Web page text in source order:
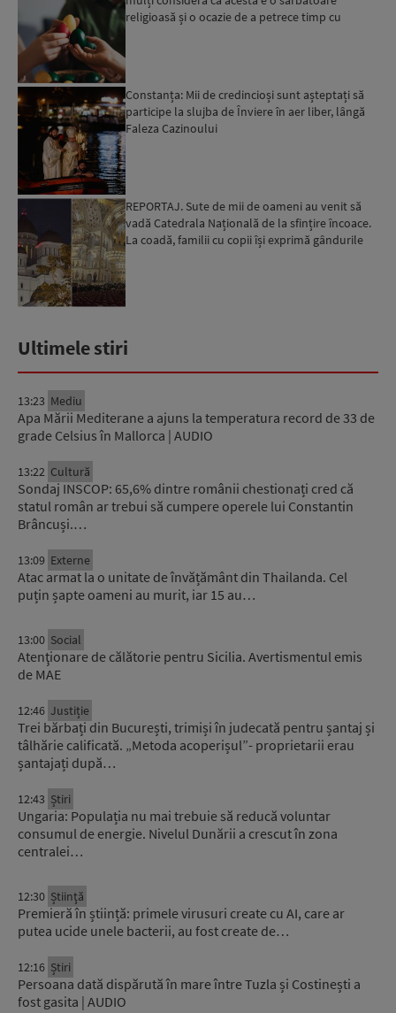
religioasă și o ocazie de a petrece timp cu
Constanța: Mii de credincioși sunt așteptați să
participe la slujba de Înviere în aer liber, lângă
Faleza Cazinoului
REPORTAJ. Sute de mii de oameni au venit să
vadă Catedrala Națională de la sfințire încoace.
La coadă, familii cu copii își exprimă gândurile
Ultimele stiri
13:23 Mediu
Apa Mării Mediterane a ajuns la temperatura record de 33 de
grade Celsius în Mallorca | AUDIO
13:22 Cultură
Sondaj INSCOP: 65,6% dintre românii chestionați cred că
statul român ar trebui să cumpere operele lui Constantin
Brâncuși.…
13:09 Externe
Atac armat la o unitate de învățământ din Thailanda. Cel
puțin șapte oameni au murit, iar 15 au…
13:00 Social
Atenţionare de călătorie pentru Sicilia. Avertismentul emis
de MAE
12:46 Justiție
Trei bărbați din București, trimiși în judecată pentru șantaj și
tâlhărie calificată. „Metoda acoperișul”- proprietarii erau
șantajați după…
12:43 Știri
Ungaria: Populația nu mai trebuie să reducă voluntar
consumul de energie. Nivelul Dunării a crescut în zona
centralei…
12:30 Știinţă
Premieră în știință: primele virusuri create cu AI, care ar
putea ucide unele bacterii, au fost create de…
12:16 Știri
Persoana dată dispărută în mare între Tuzla și Costinești a
fost gasita | AUDIO